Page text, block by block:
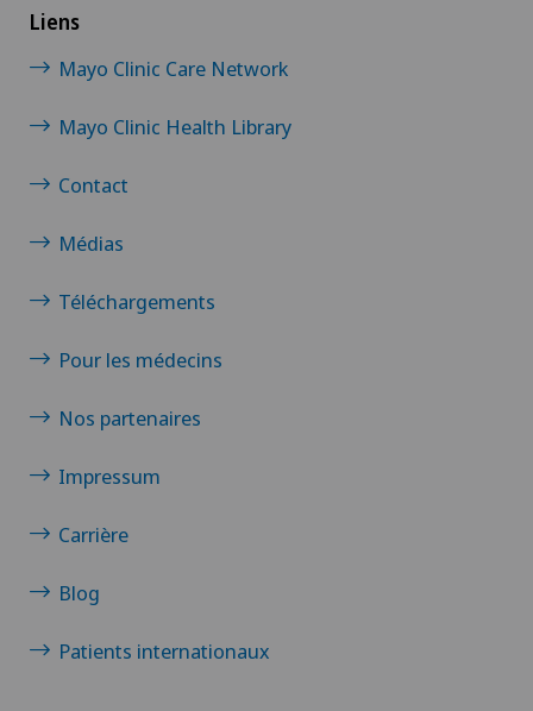
Liens
Mayo Clinic Care Network
Mayo Clinic Health Library
Contact
Médias
Téléchargements
Pour les médecins
Nos partenaires
Impressum
Carrière
Blog
Patients internationaux